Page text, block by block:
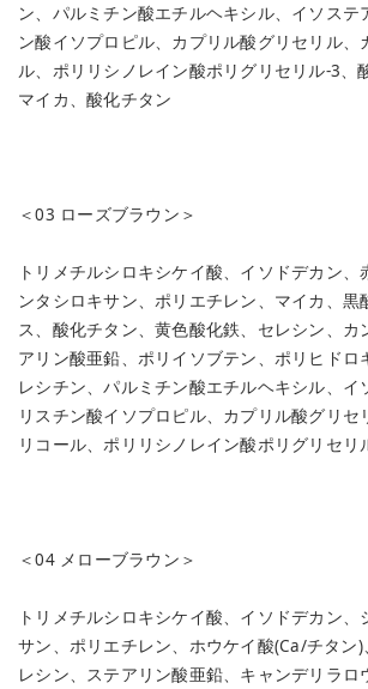
ン、パルミチン酸エチルヘキシル、イソステ
ン酸イソプロピル、カプリル酸グリセリル、
ル、ポリリシノレイン酸ポリグリセリル-3、
マイカ、酸化チタン
＜03 ローズブラウン＞
トリメチルシロキシケイ酸、イソドデカン
ンタシロキサン、ポリエチレン、マイカ、黒
ス、酸化チタン、黄色酸化鉄、セレシン、カ
アリン酸亜鉛、ポリイソブテン、ポリヒドロ
レシチン、パルミチン酸エチルヘキシル、イ
リスチン酸イソプロピル、カプリル酸グリセ
リコール、ポリリシノレイン酸ポリグリセリ
＜04 メローブラウン＞
トリメチルシロキシケイ酸、イソドデカン、
サン、ポリエチレン、ホウケイ酸(Ca/チタン
レシン、ステアリン酸亜鉛、キャンデリラロ